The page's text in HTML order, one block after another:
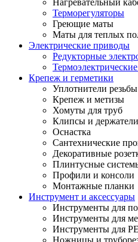
Нагревательный
Терморегуляторы
Греющие маты
Маты для теплых
Электрические приводы
Редукторные
Крепеж и герметики
Уплотнители резьбы
Крепеж и метизы
Хомуты для труб
Клипсы и держатели
Оснастка
Сантехнические
Декоративные
Плинтусные
Профили и консоли
Монтажные планки
Инструмент и аксессуары
Инструменты для
Инструменты для
Инструменты для
Ножницы и